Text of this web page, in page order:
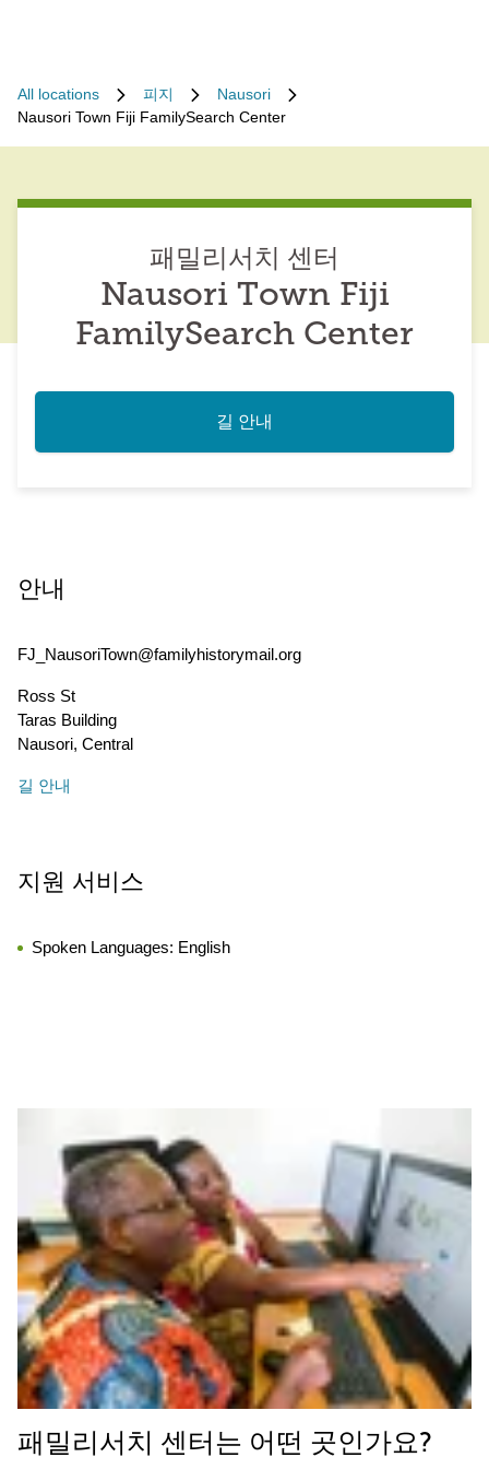
All locations 피지
Nausori
Nausori Town Fiji FamilySearch Center
패밀리서치 센터
Nausori Town Fiji
FamilySearch Center
길 안내
안내
FJ_NausoriTown@familyhistorymail.org
Ross St
Taras Building
Nausori, Central
길 안내
지원 서비스
Spoken Languages: English
패밀리서치 센터는 어떤 곳인가요?